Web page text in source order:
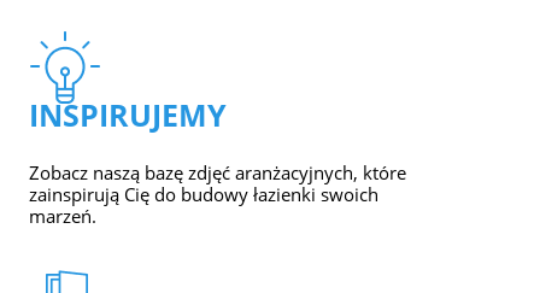
INSPIRUJEMY
Zobacz naszą bazę zdjęć aranżacyjnych, które
zainspirują Cię do budowy łazienki swoich
marzeń.